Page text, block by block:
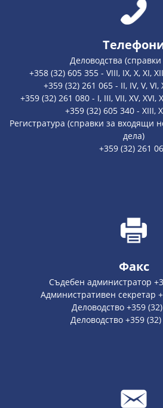
Деловодства
+358 (32) 605 355 - VIII, IX, X, XI,
+359 (32) 261 065 - II, IV, V, VI,
+359 (32) 261 080 - I, III, VII, XV, XVI,
+359 (32) 605 340 - XIII,
Регистратура (справки за входящи
дела)
+359 (32) 261
Факс
Съдебен администратор
Административен секретар
Деловодство +359
Деловодство +359